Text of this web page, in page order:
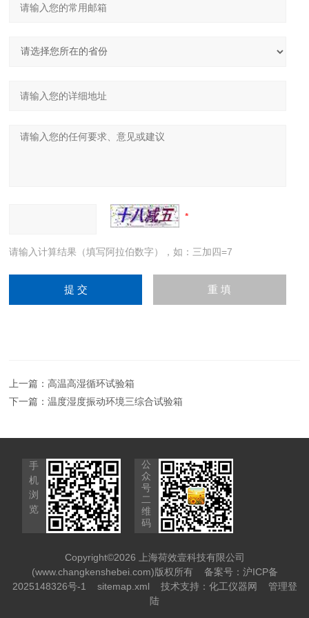
请输入计算结果（填写阿拉伯数字），如：三加四=7
上一篇：高温高湿循环试验箱
下一篇：温度湿度振动环境三综合试验箱
手
机
浏
览
公
众
号
二
维
码
Copyright©2026 上海荷效壹科技有限公司
(www.changkenshebei.com)版权所有 备案号：沪ICP备
2025148326号-1
sitemap.xml 技术支持： 化工仪器网
管理登
陆